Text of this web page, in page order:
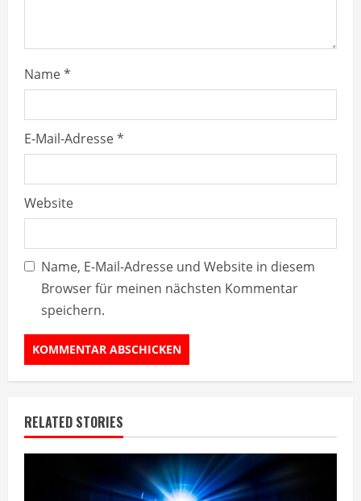
g
Name*
E-Mail-Adresse*
Website
Name, E-Mail-Adresse und Website in diesem
Browser für meinen nächsten Kommentar
speichern.
RELATED STORIES